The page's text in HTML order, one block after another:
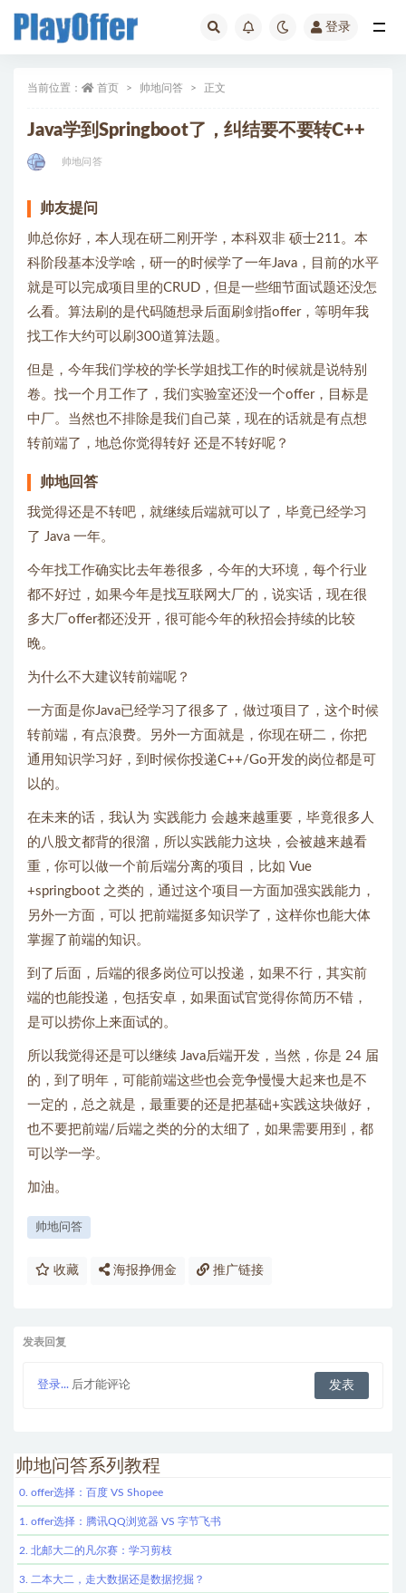
登录
当前位置： 首页 帅地问答 正文
Java学到Springboot了，纠结要不要转C++
帅地问答
帅友提问
帅总你好，本人现在研二刚开学，本科双非 硕士211。本
科阶段基本没学啥，研一的时候学了一年Java，目前的水平
就是可以完成项目里的CRUD，但是一些细节面试题还没怎
么看。算法刷的是代码随想录后面刷剑指offer，等明年我
找工作大约可以刷300道算法题。
但是，今年我们学校的学长学姐找工作的时候就是说特别
卷。找一个月工作了，我们实验室还没一个offer，目标是
中厂。当然也不排除是我们自己菜，现在的话就是有点想
转前端了，地总你觉得转好 还是不转好呢？
帅地回答
我觉得还是不转吧，就继续后端就可以了，毕竟已经学习
了 Java 一年。
今年找工作确实比去年卷很多，今年的大环境，每个行业
都不好过，如果今年是找互联网大厂的，说实话，现在很
多大厂offer都还没开，很可能今年的秋招会持续的比较
晚。
为什么不大建议转前端呢？
一方面是你Java已经学习了很多了，做过项目了，这个时候
转前端，有点浪费。另外一方面就是，你现在研二，你把
通用知识学习好，到时候你投递C++/Go开发的岗位都是可
以的。
在未来的话，我认为 实践能力 会越来越重要，毕竟很多人
的八股文都背的很溜，所以实践能力这块，会被越来越看
重，你可以做一个前后端分离的项目，比如 Vue
+springboot 之类的，通过这个项目一方面加强实践能力，
另外一方面，可以 把前端挺多知识学了，这样你也能大体
掌握了前端的知识。
到了后面，后端的很多岗位可以投递，如果不行，其实前
端的也能投递，包括安卓，如果面试官觉得你简历不错，
是可以捞你上来面试的。
所以我觉得还是可以继续 Java后端开发，当然，你是 24 届
的，到了明年，可能前端这些也会竞争慢慢大起来也是不
一定的，总之就是，最重要的还是把基础+实践这块做好，
也不要把前端/后端之类的分的太细了，如果需要用到，都
可以学一学。
加油。
帅地问答
收藏 海报挣佣金 推广链接
发表回复
登录... 后才能评论
帅地问答系列教程
0. offer选择：百度 VS Shopee
1. offer选择：腾讯QQ浏览器 VS 字节飞书
2. 北邮大二的凡尔赛：学习剪枝
3. 二本大二，走大数据还是数据挖掘？